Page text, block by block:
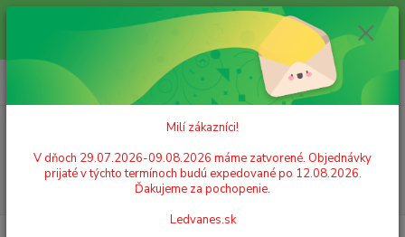
Milí zákazníci! V dňoch 29.07.2026-09.08.2026 máme zatvorené.
Objednávky prijaté v týchto termínoch budú expedované po 12.08.2026.
Ďakujeme za pochopenie. Ledvanes.sk
+421 908 755 958
Po. - Pia. od 9:00 hod. - 16:00 hod.
za0,00 EUR
Milí zákazníci!
V dňoch 29.07.2026-09.08.2026 máme zatvorené. Objednávky
prijaté v týchto termínoch budú expedované po 12.08.2026.
Ďakujeme za pochopenie.
Ledvanes.sk